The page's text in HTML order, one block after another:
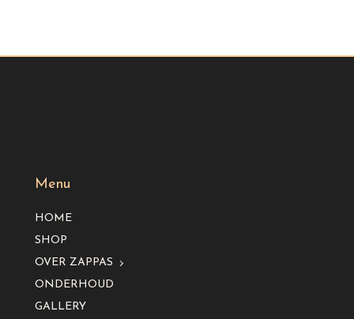
Menu
HOME
SHOP
OVER ZAPPAS
ONDERHOUD
GALLERY